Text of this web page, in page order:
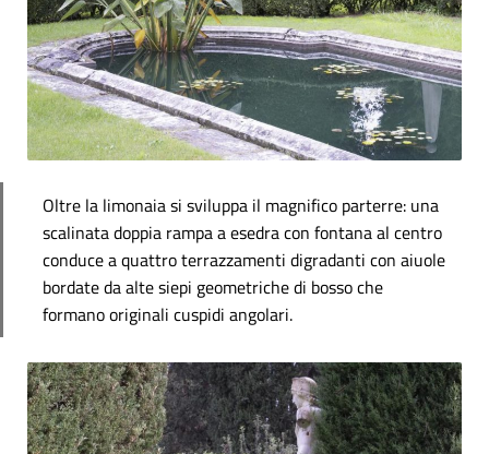
Oltre la limonaia si sviluppa il magnifico parterre: una
scalinata doppia rampa a esedra con fontana al centro
conduce a quattro terrazzamenti digradanti con aiuole
bordate da alte siepi geometriche di bosso che
formano originali cuspidi angolari.